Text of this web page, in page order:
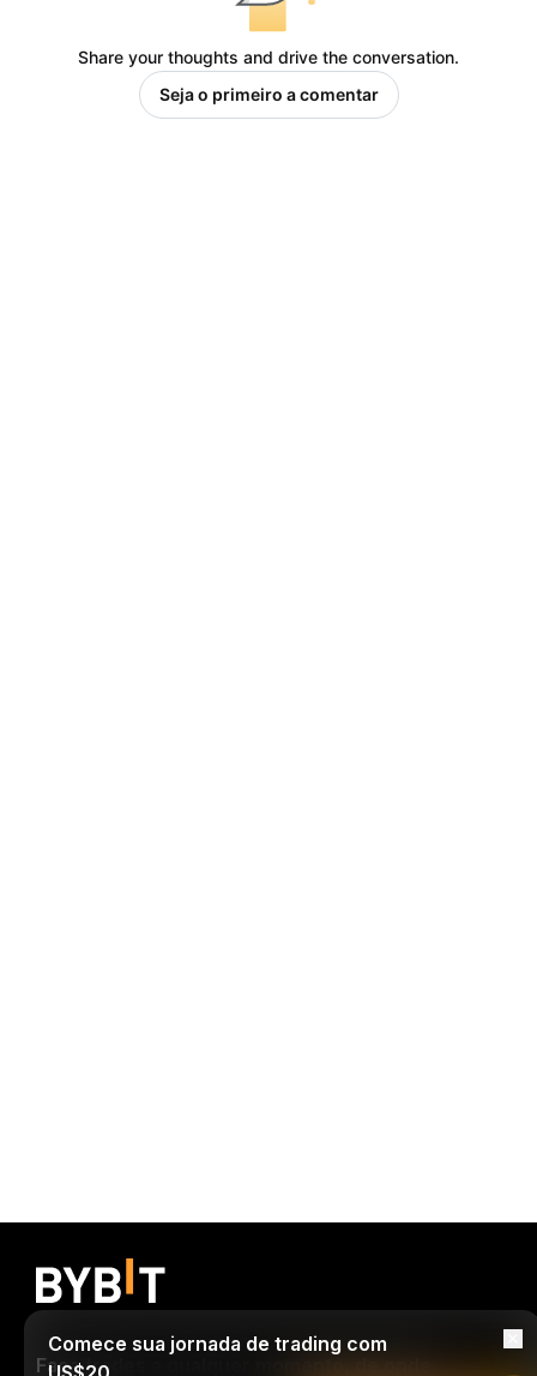
Share your thoughts and drive the conversation.
Seja o primeiro a comentar
Faça trades a qualquer momento, de onde
Comece sua jornada de trading com